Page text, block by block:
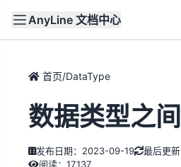
AnyLine 文档中心
文档 首页
首页/DataType
数据类型之
发布日期：2023-09-19
最后更
阅读：17,137